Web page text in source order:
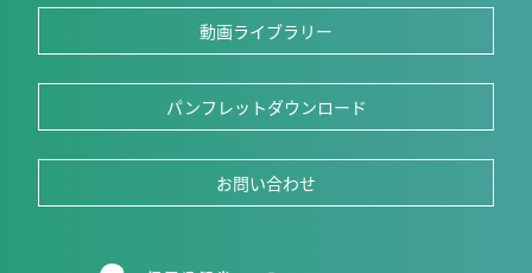
動画ライブラリー
パンフレットダウンロード
お問い合わせ